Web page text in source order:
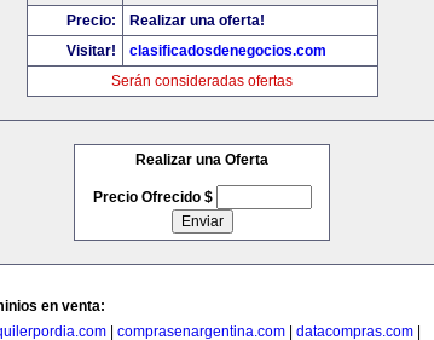
Precio:
Realizar una oferta!
Visitar!
clasificadosdenegocios.com
Serán consideradas ofertas
Realizar una Oferta
Precio Ofrecido $
en venta:
comprasenargentina.com datacompras.com